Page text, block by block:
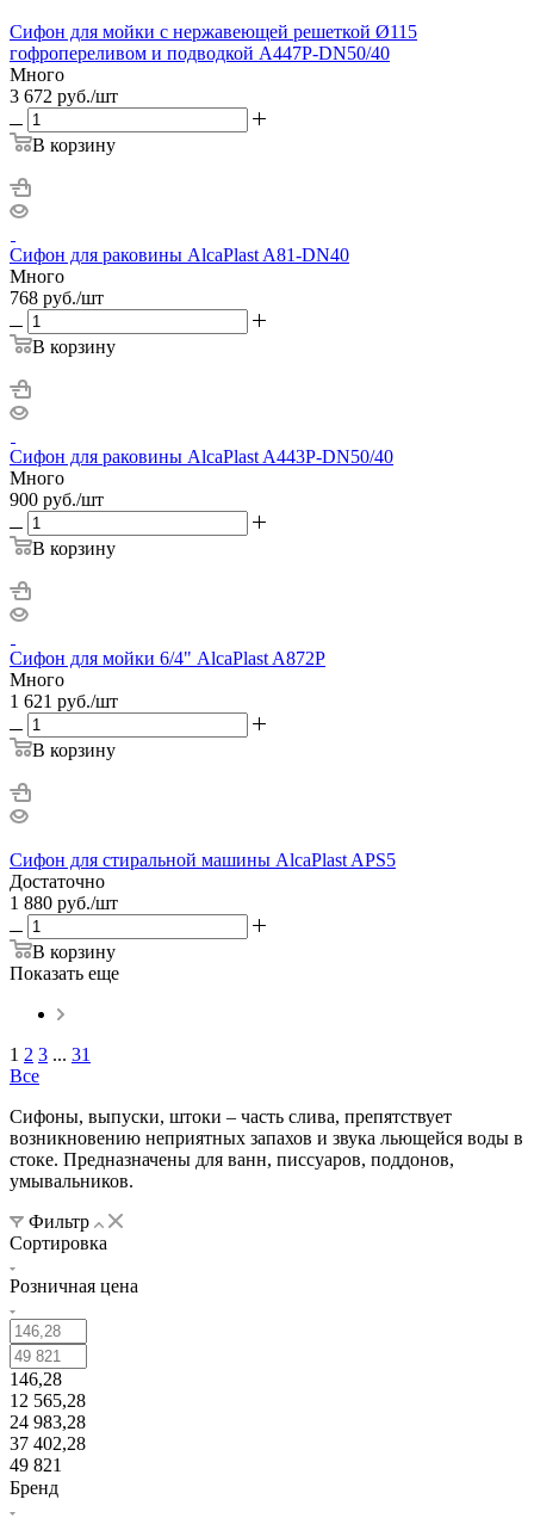
Сифон для мойки с нержавеющей peшeткой Ø115
гофропереливом и подводкой A447P-DN50/40
Много
3 672 руб./шт
В корзину
Сифон для раковины AlcaPlast A81-DN40
Много
768 руб./шт
В корзину
Сифон для раковины AlcaPlast A443P-DN50/40
Много
900 руб./шт
В корзину
Сифон для мойки 6/4" AlcaPlast A872P
Много
1 621 руб./шт
В корзину
Сифон для стиральной машины AlcaPlast APS5
Достаточно
1 880 руб./шт
В корзину
Показать еще
1 2 3 ... 31
Все
Сифоны, выпуски, штоки – часть слива, препятствует
возникновению неприятных запахов и звука льющейся воды в
стоке. Предназначены для ванн, писсуаров, поддонов,
умывальников.
Фильтр
Сортировка
Розничная цена
146,28
12 565,28
24 983,28
37 402,28
49 821
Бренд